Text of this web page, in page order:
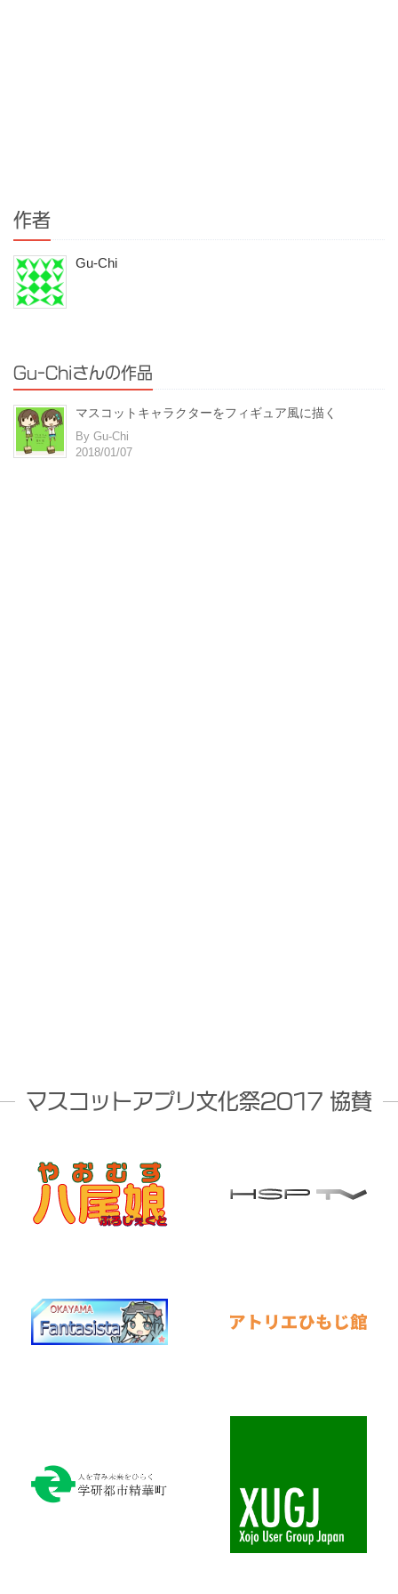
作者
Gu-Chi
Gu-Chiさんの作品
マスコットキャラクターをフィギュア風に描く
By Gu-Chi
2018/01/07
マスコットアプリ文化祭2017 協賛